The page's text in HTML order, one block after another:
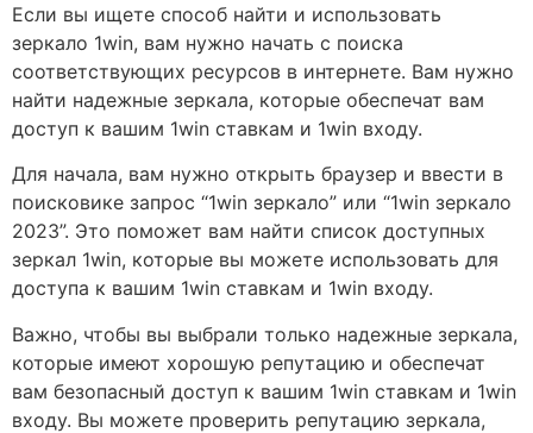
Если вы ищете способ найти и использовать
зеркало 1win, вам нужно начать с поиска
соответствующих ресурсов в интернете. Вам нужно
найти надежные зеркала, которые обеспечат вам
доступ к вашим 1win ставкам и 1win входу.
Для начала, вам нужно открыть браузер и ввести в
поисковике запрос “1win зеркало” или “1win зеркало
2023”. Это поможет вам найти список доступных
зеркал 1win, которые вы можете использовать для
доступа к вашим 1win ставкам и 1win входу.
Важно, чтобы вы выбрали только надежные зеркала,
которые имеют хорошую репутацию и обеспечат
вам безопасный доступ к вашим 1win ставкам и 1win
входу. Вы можете проверить репутацию зеркала,